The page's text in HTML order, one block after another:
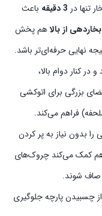
تنها در 3 دقیقه
باعث
از بالاهم پخش
نهایی حرفه‌ای‌تر باشد.
در کنار دوام بالا،
بزرگی برای اتوکشی
فراهم می‌کند.
بدون نیاز به پر کردن
کمک می‌کند چروک‌های
صاف شوند.
چسبیدن پارچه جلوگیری